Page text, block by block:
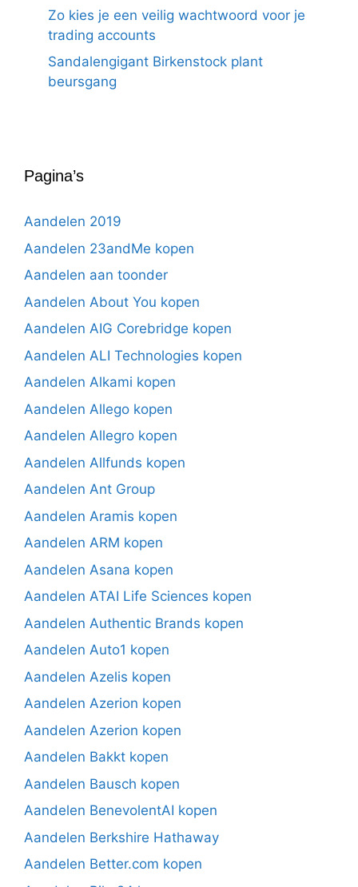
Zo kies je een veilig wachtwoord voor je
trading accounts
Sandalengigant Birkenstock plant
beursgang
Pagina’s
Aandelen 2019
Aandelen 23andMe kopen
Aandelen aan toonder
Aandelen About You kopen
Aandelen AIG Corebridge kopen
Aandelen ALI Technologies kopen
Aandelen Alkami kopen
Aandelen Allego kopen
Aandelen Allegro kopen
Aandelen Allfunds kopen
Aandelen Ant Group
Aandelen Aramis kopen
Aandelen ARM kopen
Aandelen Asana kopen
Aandelen ATAI Life Sciences kopen
Aandelen Authentic Brands kopen
Aandelen Auto1 kopen
Aandelen Azelis kopen
Aandelen Azerion kopen
Aandelen Azerion kopen
Aandelen Bakkt kopen
Aandelen Bausch kopen
Aandelen BenevolentAI kopen
Aandelen Berkshire Hathaway
Aandelen Better.com kopen